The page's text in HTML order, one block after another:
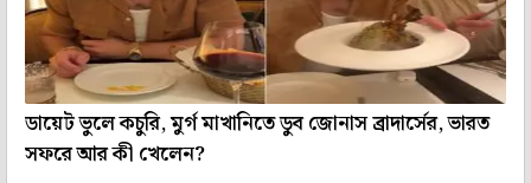
ডায়েট ভুলে কচুরি, মুর্গ মাখানিতে ডুব জোনাস ব্রাদার্সের, ভারত
সফরে আর কী খেলেন?